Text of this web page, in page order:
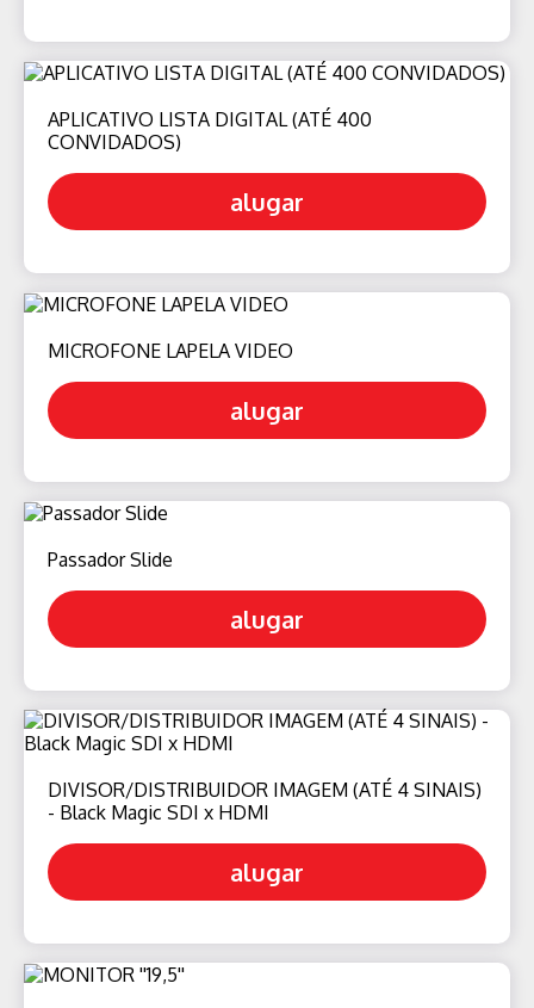
APLICATIVO LISTA DIGITAL (ATÉ 400
CONVIDADOS)
alugar
MICROFONE LAPELA VIDEO
alugar
Passador Slide
alugar
DIVISOR/DISTRIBUIDOR IMAGEM (ATÉ 4 SINAIS)
- Black Magic SDI x HDMI
alugar